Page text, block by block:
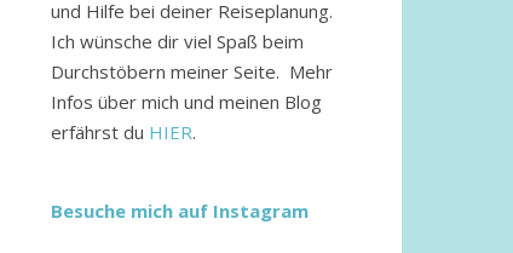
und Hilfe bei deiner Reiseplanung.
Ich wünsche dir viel Spaß beim
Durchstöbern meiner Seite. Mehr
Infos über mich und meinen Blog
erfährst du HIER.
Besuche mich auf Instagram